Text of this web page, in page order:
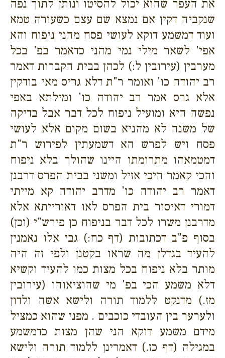
את העפר שהוא יכול להסיטו ונותן לתוך נפה
שנקביה דקין אם נמצא שם עצם כשעורה טמא
ועוד דמשמע דוקא לעושי פסח מהני ניפוח והא
אפי' לשאר מילי נמי מהני כדאמר בפ' בכל
מערבין (עירובין ל:) לכהן בבית הקברות דאמר
רב יהודה כו' ואומר ר"ת דלא גריס מאי בודקין
אלא גרס אמר רב יהודה כו' ומילתא באפי
נפשה היא ומועיל ניפוח לכל דבר אבל בדיקה
של משנה לא מהניא בשום מקום אלא לעושי
פסח ויש לפרש הא דשמעתין לפירוש ר"ת
דמטמאהו מתרומתו היינו שהולך בלא ניפוח
והכי קאמר היכי אזיל ומשני בבית הפרס דרבנן
דאמר רב יהודה כו' מדרב יהודה קא מייתי
דמורי דאיסור בית הפרס לאו דאורייתא אלא
מדרבנן משרו לכל דבר בניפוח כן פירש"י (וכן)
בסוף פ"ב דכתובות (דף כח:) גבי אלו נאמנין
להעיד בגדלן מה שראו בקטנן ולפי זה היה
מותר בלא ניפוח בכל מצות כמו להעיד וקשיא
דלא משמע הכי בפ' מי שהוציאוהו (עירובין
מז.) מדנקט ללמוד תורה ולישא אשה ולדון
ולערער בין העובדי כוכבים . מפני שהוא כמציל
מידם משמע דוקא הני שהן מצות כדמשמע
במגילה (דף כז.) דאמרינן ללמוד תורה ולישא